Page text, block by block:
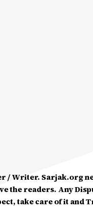
/ Writer. Sarjak.org
the readers. Any
take care of it and